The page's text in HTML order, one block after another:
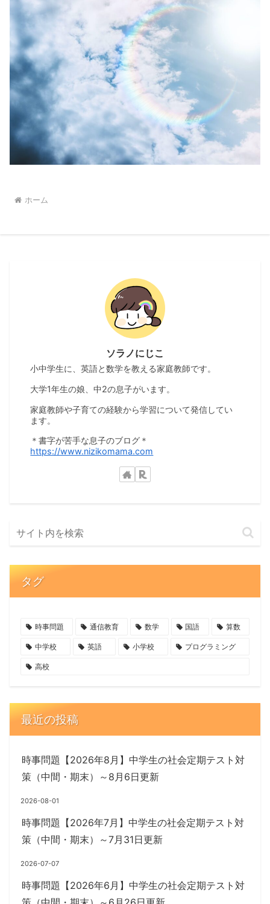
ホーム
ソラノにじこ
小中学生に、英語と数学を教える家庭教師です。
大学1年生の娘、中2の息子がいます。
家庭教師や子育ての経験から学習について発信してい
ます。
＊書字が苦手な息子のブログ＊
https://www.nizikomama.com
タグ
時事問題 通信教育 数学 国語 算数
中学校 英語 小学校 プログラミング
高校
最近の投稿
時事問題【2026年8月】中学生の社会定期テスト対
策（中間・期末）～8月6日更新
2026-08-01
時事問題【2026年7月】中学生の社会定期テスト対
策（中間・期末）～7月31日更新
2026-07-07
時事問題【2026年6月】中学生の社会定期テスト対